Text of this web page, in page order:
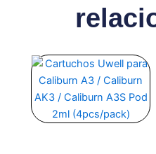
Este
producto
tiene
múltiples